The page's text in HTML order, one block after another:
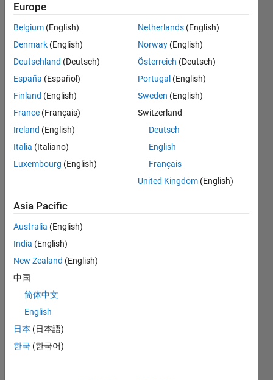
限波
动，没
有很好
的​探
索，而
使用
DDPG​
智能体
和PPO
智能体​
够进行
一些有
效​的探
索，请
问这是
什么​原
因？
希
Europe
Belgium (English)
Denmark (English)
Deutschland (Deutsch)
España (Español)
Finland (English)
France (Français)
Ireland (English)
Italia (Italiano)
Luxembourg (English)
Netherlands (English)
Norway (English)
Österreich (Deutsch)
Portugal (English)
Sweden (English)
Switzerland
Deutsch
English
Français
United Kingdom (English)
Asia Pacific
Australia (English)
India (English)
New Zealand (English)
中国
简体中文
English
日本 (日本語)
한국 (한국어)